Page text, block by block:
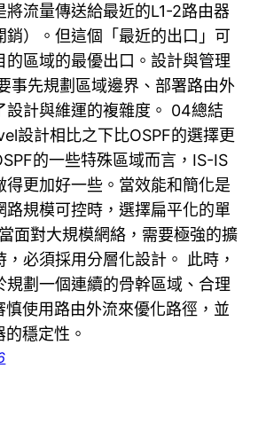
將流量傳送給最近的L1-2路由器
銷）。但這個「最近的出口」可
的區域的最優出口。設計與管理
事先規劃區域邊界、部署路由外
設計與維運的複雜度。 04總結
設計相比之下比OSPF的選擇更
的一些特殊區域而言，IS-IS
得更加好一些。當效能和簡化是
路規模可控時，選擇扁平化的單
面對大規模網絡，需要極強的擴
，必須採用分層化設計。 此時，
規劃一個連續的骨幹區域、合理
慎使用路由外流來優化路徑，並
穩定性。